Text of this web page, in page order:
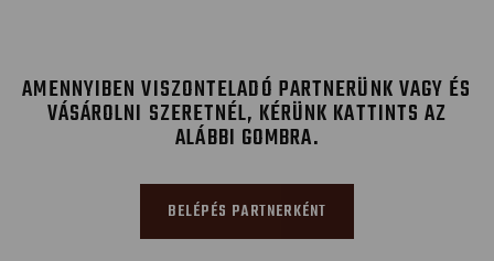
AMENNYIBEN VISZONTELADÓ PARTNERÜNK VAGY ÉS
VÁSÁROLNI SZERETNÉL, KÉRÜNK KATTINTS AZ
ALÁBBI GOMBRA.
BELÉPÉS PARTNERKÉNT